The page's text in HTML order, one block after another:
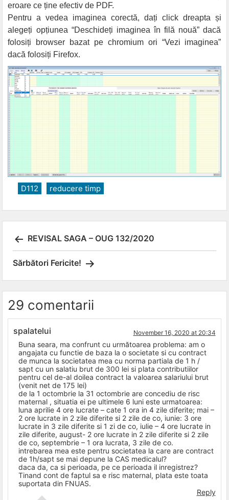
eroare ce ține efectiv de PDF.
Pentru a vedea imaginea corectă, dați click dreapta și
alegeți opțiunea “Deschideți imaginea în filă nouă” dacă
folosiți browser bazat pe chromium ori “Vezi imaginea”
dacă folosiți Firefox.
D112 reducere timp
Post
navigation
REVISAL SAGA – OUG 132/2020
Sărbători Fericite!
29 comentarii
spalatelui November 16, 2020 at 20:34
Buna seara, ma confrunt cu următoarea problema: am o
angajata cu functie de baza la o societate si cu contract
de munca la societatea mea cu norma partiala de 1 h /
sapt cu un salatiu brut de 300 lei si plata contributiilor
pentru cel de-al doilea contract la valoarea salariului brut
(venit net de 175 lei)
de la 1 octombrie la 31 octombrie are concediu de risc
maternal , situatia ei pe ultimele 6 luni este urmatoarea:
luna aprilie 4 ore lucrate – cate 1 ora in 4 zile diferite; mai –
2 ore lucrate in 2 zile diferite si 2 zile de co, iunie: 3 ore
lucrate in 3 zile diferite si 1 zi de co, iulie – 4 ore lucrate in
zile diferite, august- 2 ore lucrate in 2 zile diferite si 2 zile
de co, septembrie – 1 ora lucrata, 3 zile de co.
intrebarea mea este pentru societatea la care are contract
de 1h/sapt se mai depune la CAS medicalul?
daca da, ca si perioada, pe ce perioada il inregistrez?
Tinand cont de faptul sa e risc maternal, plata este toata
suportata din FNUAS.
Reply